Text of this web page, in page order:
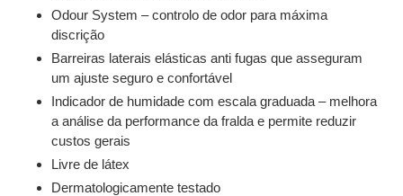
Odour System – controlo de odor para máxima
discrição
Barreiras laterais elásticas anti fugas que asseguram
um ajuste seguro e confortável
Indicador de humidade com escala graduada – melhora
a análise da performance da fralda e permite reduzir
custos gerais
Livre de látex
Dermatologicamente testado